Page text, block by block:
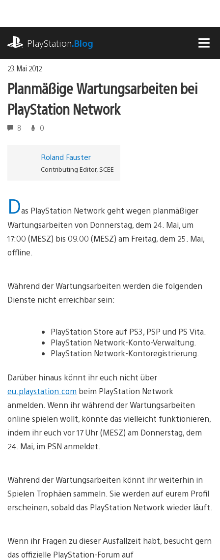
springen
PlayStation.Blog
23. Mai 2012
Planmäßige Wartungsarbeiten bei
PlayStation Network
8 0
Roland Fauster
Contributing Editor, SCEE
Das PlayStation Network geht wegen planmäßiger
Wartungsarbeiten von Donnerstag, dem 24. Mai, um
17:00 (MESZ) bis 09.00 (MESZ) am Freitag, dem 25. Mai,
offline.
Während der Wartungsarbeiten werden die folgenden
Dienste nicht erreichbar sein:
PlayStation Store auf PS3, PSP und PS Vita.
PlayStation Network-Konto-Verwaltung.
PlayStation Network-Kontoregistrierung.
Darüber hinaus könnt ihr euch nicht über
eu.playstation.com beim PlayStation Network
anmelden. Wenn ihr während der Wartungsarbeiten
online spielen wollt, könnte das vielleicht funktionieren,
indem ihr euch vor 17 Uhr (MESZ) am Donnerstag, dem
24. Mai, im PSN anmeldet.
Während der Wartungsarbeiten könnt ihr weiterhin in
Spielen Trophäen sammeln. Sie werden auf eurem Profil
erscheinen, sobald das PlayStation Network wieder läuft.
Wenn ihr Fragen zu dieser Ausfallzeit habt, besucht gern
das offizielle PlayStation-Forum auf